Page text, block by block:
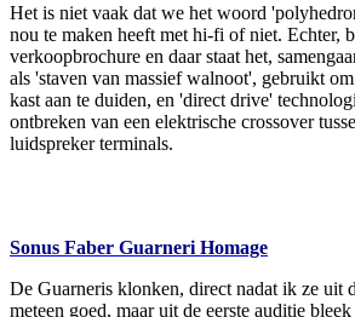
Het is niet vaak dat we het woord
nou te maken heeft met hi-fi of niet. Echter,
verkoopbrochure en daar staat het,
als 'staven van massief walnoot', gebruikt
kast aan te duiden, en 'direct drive'
ontbreken van een elektrische crossover
luidspreker terminals.
Sonus Faber Guarneri Homage
De Guarneris klonken, direct nadat ik ze uit
meteen goed, maar uit de eerste auditie